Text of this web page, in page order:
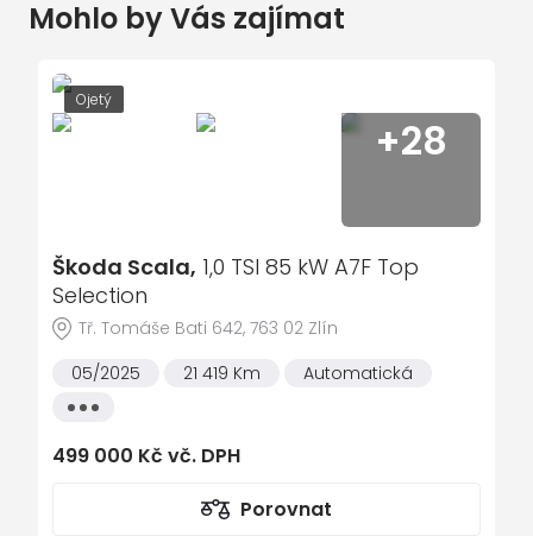
imobilizér
tónovaná skla
přední mlhovky
el. ovládání zrcátek
el. ovládání oken
ESP - stabilizace podvozku
Mohlo by Vás zajímat
Ojetý
+28
Škoda Scala, 1,0 TSI 85 kW A7F Top
Selection
Tř. Tomáše Bati 642, 763 02 Zlín
05/2025
21 419 Km
Automatická
Všechny
499 000 Kč vč. DPH
Porovnat